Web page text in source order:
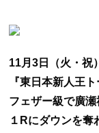
11月3日（火・祝
『東日本新人王
フェザー級で廣瀬
１Rにダウンを